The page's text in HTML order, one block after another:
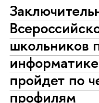
школьников
пройдет по
профилям